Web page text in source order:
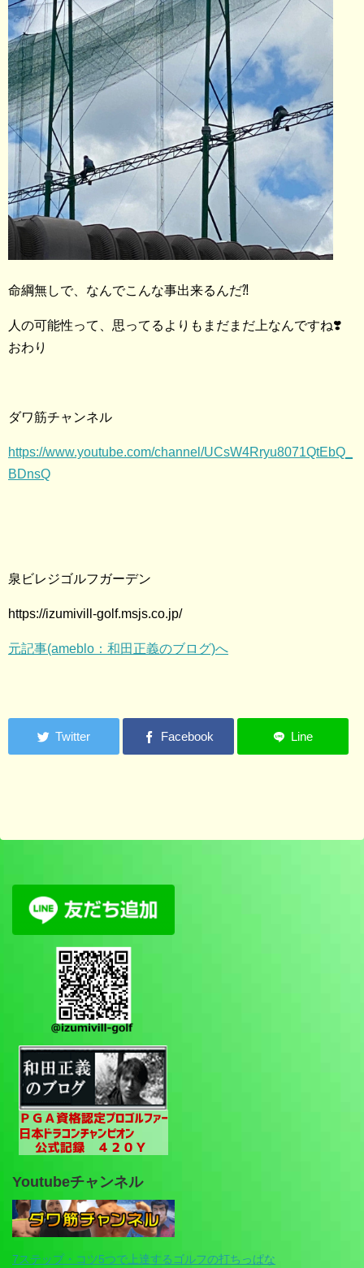
命綱無しで、なんでこんな事出来るんだ⁈
人の可能性って、思ってるよりもまだまだ上なんですね❣️
おわり
ダワ筋チャンネル
https://www.youtube.com/channel/UCsW4Rryu8071QtEbQ_
BDnsQ
泉ビレジゴルフガーデン
https://izumivill-golf.msjs.co.jp/
元記事(ameblo：和田正義のブログ)へ
Youtubeチャンネル
7ステップ・コツ5つで上達するゴルフの打ちっぱな